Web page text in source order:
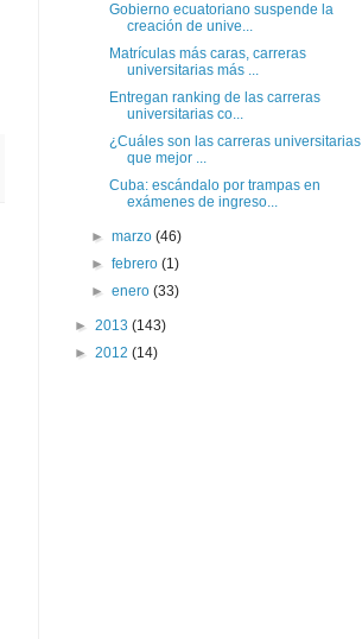
Gobierno ecuatoriano suspende la
creación de unive...
Matrículas más caras, carreras
universitarias más ...
Entregan ranking de las carreras
universitarias co...
¿Cuáles son las carreras universitarias
que mejor ...
Cuba: escándalo por trampas en
exámenes de ingreso...
►marzo(46)
►febrero(1)
►enero(33)
► 2013 (143)
► 2012 (14)